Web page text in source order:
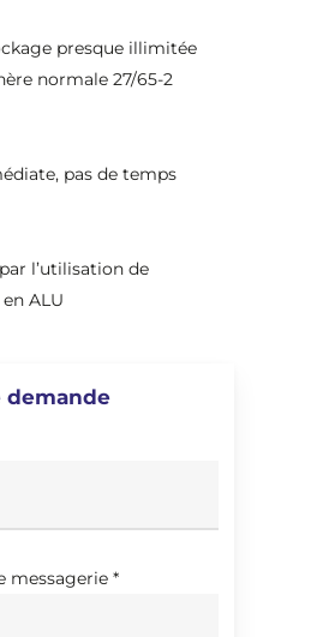
presque illimitée
normale 27/65-2
pas de temps
l’utilisation de
ALU
demande
messagerie *